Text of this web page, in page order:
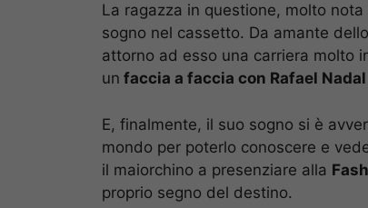
La ragazza in questione, molto nota
sogno nel cassetto. Da amante
attorno ad esso una carriera molto
un faccia a faccia con Rafael Nadal
E, finalmente, il suo sogno si è
mondo per poterlo conoscere e
il maiorchino a presenziare alla
proprio segno del destino.